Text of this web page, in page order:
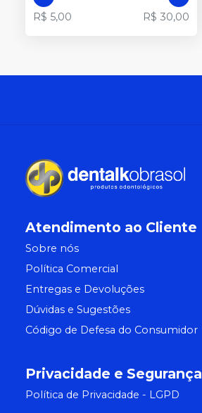
R$ 5,00 R$ 30,00
Atendimento ao Cliente
Sobre nós
Política Comercial
Entregas e Devoluções
Dúvidas e Sugestões
Código de Defesa do Consumidor
Privacidade e Segurança
Política de Privacidade - LGPD